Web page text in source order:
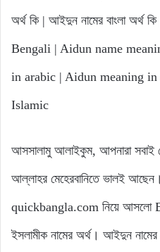
অর্থ কি | আইদুন নামের বাংলা
Bengali | Aidun name
in arabic | Aidun meaning
Islamic
আসসালামু আলাইকুম, আপনারা
আল্লাহর মেহেরবানিতে ভালই
quickbangla.com নিয়ে আসলো
ইসলামীক নামের অর্থ। আইদুন